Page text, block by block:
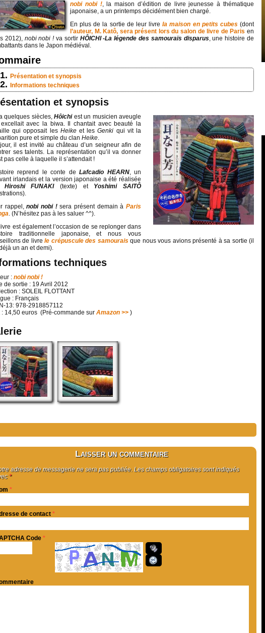
nobi nobi !, la maison d’édition de livre jeunesse à thématique
japonaise, a un printemps décidément bien chargé.
En plus de la sortie de leur livrela maison en petits cubes(dont
l’auteur, M. Katô, sera présent lors du salon de livre de Paris en
2012), nobi nobi !va sortir HÔICHI -La légende des samouraïs disparus, une histoire de
dans le Japon médiéval.
Présentation et synopsis
Informations techniques
et synopsis
a quelques siècles, Hôichiest un musicien aveugle
avec la biwa. Il chantait avec beauté la
qui opposait les Heikeet lesGenki qui vit la
pure et simple du clan Heike.
il est invité au château d’un seigneur afin de
ses talents. La représentation qu’il va donner
pas celle à laquelle il s’attendait !
reprend le conte deLafcadio HEARN, un
irlandais et la version japonaise a été réalisée
Hiroshi FUNAKI(texte) et Yoshimi SAITÔ
rappel,nobi nobi !sera présent demain àParis
. (N’hésitez pas à les saluer ^^).
est également l’occasion de se replonger dans
traditionnelle japonaise, et nous vous
de livrele crépuscule des samouraisque nous vous avions présenté à sa sortie (il
un an et demi).
techniques
: nobi nobi !
de sortie : 19 Avril 2012
: SOLEIL FLOTTANT
: Français
13: 978-2918857112
: 14,50 euros (Pré-commande sur Amazon >> )
Laisser un commentaire
adresse de messagerie ne sera pas publiée. Les champs obligatoires sont indiqués
*
*
de contact *
Code *